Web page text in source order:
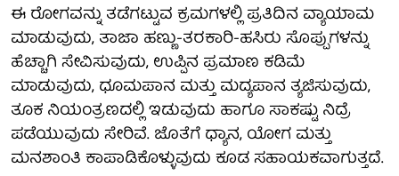
ಈ ರೋಗವನ್ನು ತಡೆಗಟ್ಟುವ ಕ್ರಮಗಳಲ್ಲಿ ಪ್ರತಿದಿನ ವ್ಯಾಯಾಮ
ಮಾಡುವುದು, ತಾಜಾ ಹಣ್ಣು-ತರಕಾರಿ-ಹಸಿರು ಸೊಪ್ಪುಗಳನ್ನು
ಹೆಚ್ಚಾಗಿ ಸೇವಿಸುವುದು, ಉಪ್ಪಿನ ಪ್ರಮಾಣ ಕಡಿಮೆ
ಮಾಡುವುದು, ಧೂಮಪಾನ ಮತ್ತು ಮದ್ಯಪಾನ ತ್ಯಜಿಸುವುದು,
ತೂಕ ನಿಯಂತ್ರಣದಲ್ಲಿ ಇಡುವುದು ಹಾಗೂ ಸಾಕಷ್ಟು ನಿದ್ರೆ
ಪಡೆಯುವುದು ಸೇರಿವೆ. ಜೊತೆಗೆ ಧ್ಯಾನ, ಯೋಗ ಮತ್ತು
ಮನಶಾಂತಿ ಕಾಪಾಡಿಕೊಳ್ಳುವುದು ಕೂಡ ಸಹಾಯಕವಾಗುತ್ತದೆ.